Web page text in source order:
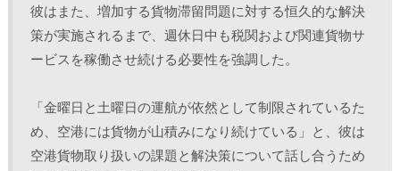
ィ
ン
ド
ウ
開
)
く
だ
さ
い
新
ィ
ン
ド
ウ
開
ウ
ィ
ン
ド
で
す
)
す
)
彼はまた、増加する貨物滞留問題に対する恒久的な解決
策が実施されるまで、週休日中も税関および関連貨物サ
ービスを稼働させ続ける必要性を強調した。
「金曜日と土曜日の運航が依然として制限されているた
め、空港には貨物が山積みになり続けている」と、彼は
空港貨物取り扱いの課題と解決策について話し合うため